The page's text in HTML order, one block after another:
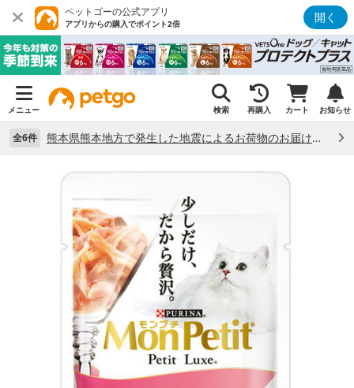
ペットゴーの公式アプリ
アプリからの購入でポイント2倍 開く
メニュー 検索 再購入 カート お知らせ
全6件 熊本県熊本地方で発生した地震によるお荷物のお届け状況について （7/28）